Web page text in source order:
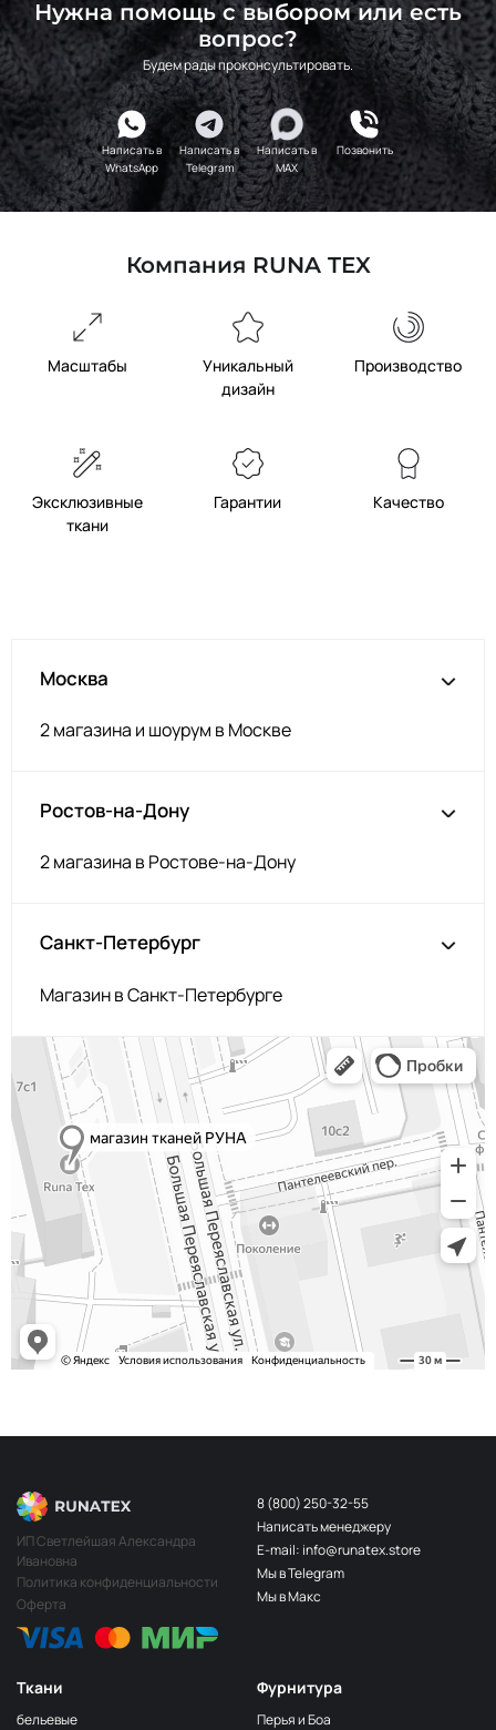
Нужна помощь с выбором или есть
вопрос?
Будем рады проконсультировать.
Написать в
WhatsApp
Написать в
Telegram
Написать в
MAX
Позвонить
Компания RUNA TEX
Масштабы
Уникальный
дизайн
Производство
Эксклюзивные
ткани
Гарантии Качество
Москва
2 магазина и шоурум в Москве
Ростов-на-Дону
2 магазина в Ростове-на-Дону
Санкт-Петербург
Магазин в Санкт-Петербурге
Ткани
бельевые
Фурнитура
Перья и Боа
ИП Светлейшая Александра
Ивановна
Политика конфиденциальности
Оферта
8 (800) 250-32-55
Написать менеджеру
E-mail: info@runatex.store
Мы в Telegram
Мы в Макс